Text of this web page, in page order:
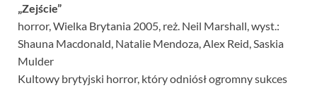
„Zejście”
horror, Wielka Brytania 2005, reż. Neil Marshall, wyst.:
Shauna Macdonald, Natalie Mendoza, Alex Reid, Saskia
Mulder
Kultowy brytyjski horror, który odniósł ogromny sukces